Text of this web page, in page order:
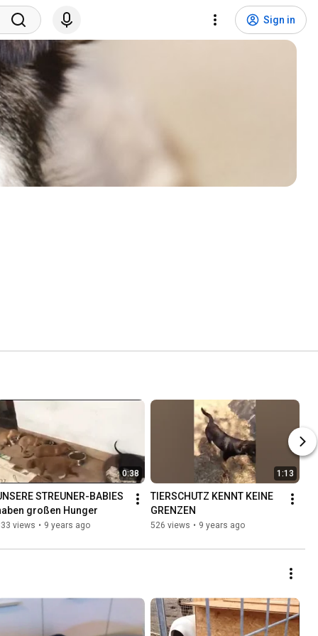
Sign in
0:38
STREUNER-BABIES
großen Hunger
views • 9 years ago
1:13
TIERSCHUTZ KENNT KEINE
GRENZEN
526 views • 9 years ago